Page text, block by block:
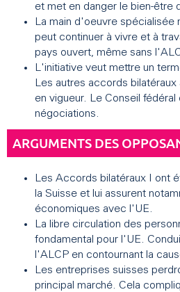
et met en danger le bien-être
La main d'oeuvre spécialisée
peut continuer à vivre et à
pays ouvert, même sans
L'initiative veut mettre un
Les autres accords
en vigueur. Le Conseil
négociations.
ARGUMENTS DES
Les Accords bilatéraux I ont
la Suisse et lui assurent
économiques avec l'UE.
La libre circulation des
fondamental pour l'UE.
l'ALCP en contournant la
Les entreprises suisses
principal marché. Cela